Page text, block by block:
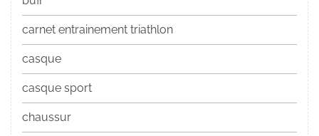
carnet entrainement triathlon
casque
casque sport
chaussur